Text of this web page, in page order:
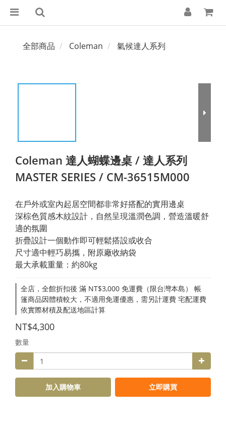
全部商品 Coleman 氣候達人系列
Coleman 達人蝴蝶邊桌 / 達人系列
MASTER SERIES / CM-36515M000
在戶外或室內起居空間都非常好搭配的實用邊桌
深棕色質感木紋設計，自然呈現溫潤色調，營造溫暖舒
適的氛圍
折疊設計一個動作即可輕鬆搭設或收合
尺寸適中輕巧易攜，附原廠收納袋
最大承載重量：約80kg
全店，全館折扣後 滿 NT$3,000 免運費（限台灣本島） 帳
篷商品因體積較大，不適用免運優惠，需另計運費 宅配運費
依實際材積及配送地區計算
NT$4,300
數量
加入購物車 立即購買